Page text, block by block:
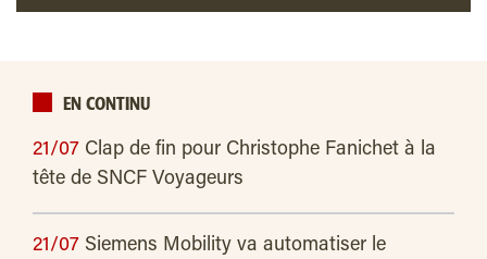
EN CONTINU
21/07 Clap de fin pour Christophe Fanichet à la
tête de SNCF Voyageurs
21/07 Siemens Mobility va automatiser le